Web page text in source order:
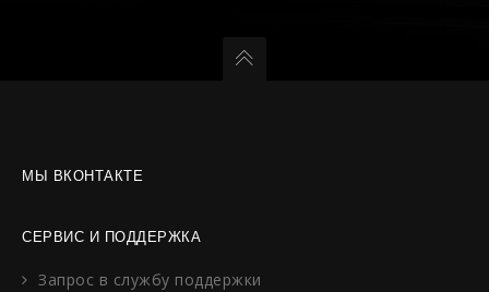
МЫ ВКОНТАКТЕ
СЕРВИС И ПОДДЕРЖКА
Запрос в службу поддержки